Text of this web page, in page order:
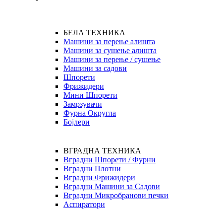
БЕЛА ТЕХНИКА
Машини за перење алишта
Машини за сушење алишта
Машини за перење / сушење
Машини за садови
Шпорети
Фрижидери
Мини Шпорети
Замрзувачи
Фурна Округла
Бојлери
ВГРАДНА ТЕХНИКА
Вградни Шпорети / Фурни
Вградни Плотни
Вградни Фрижидери
Вградни Машини за Садови
Вградни Микробранови печки
Аспиратори